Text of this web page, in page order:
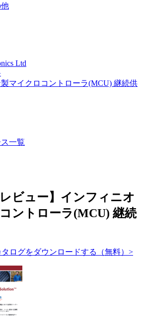
Ltd
マイクロコントローラ(MCU) 継続供
一覧
ビュー】インフィニオ
ントローラ(MCU) 継続
ログをダウンロードする（無料）>